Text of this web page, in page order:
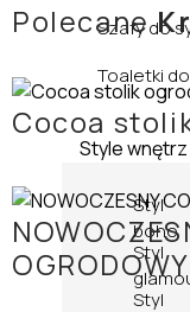
Szafy do
Toaletki
Style wnętrz
Styl
boho
Styl
Styl
Polecane
Cocoa